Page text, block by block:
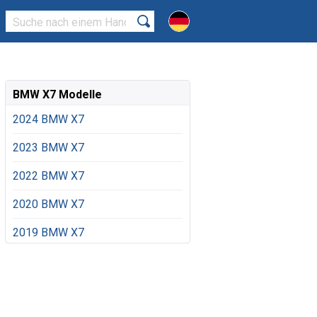
BMW X7 Modelle
2024 BMW X7
2023 BMW X7
2022 BMW X7
2020 BMW X7
2019 BMW X7